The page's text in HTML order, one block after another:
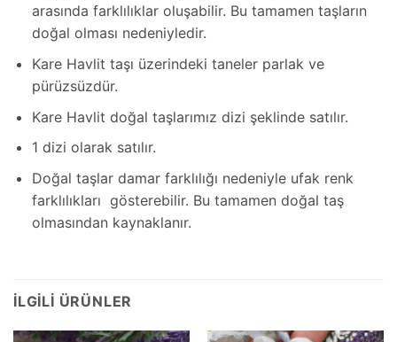
arasında farklılıklar oluşabilir. Bu tamamen taşların
doğal olması nedeniyledir.
Kare Havlit taşı üzerindeki taneler parlak ve
pürüzsüzdür.
Kare Havlit doğal taşlarımız dizi şeklinde satılır.
1 dizi olarak satılır.
Doğal taşlar damar farklılığı nedeniyle ufak renk
farklılıkları gösterebilir. Bu tamamen doğal taş
olmasından kaynaklanır.
İLGILI ÜRÜNLER